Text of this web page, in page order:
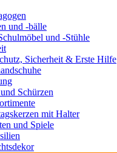
und -bälle
und -Stühle
Sicherheit & Erste Hilfe
Schürzen
mit Halter
und Spiele